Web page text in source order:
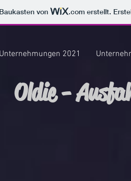
von .com erstellt.
Unternehmungen 2021
Oldie -